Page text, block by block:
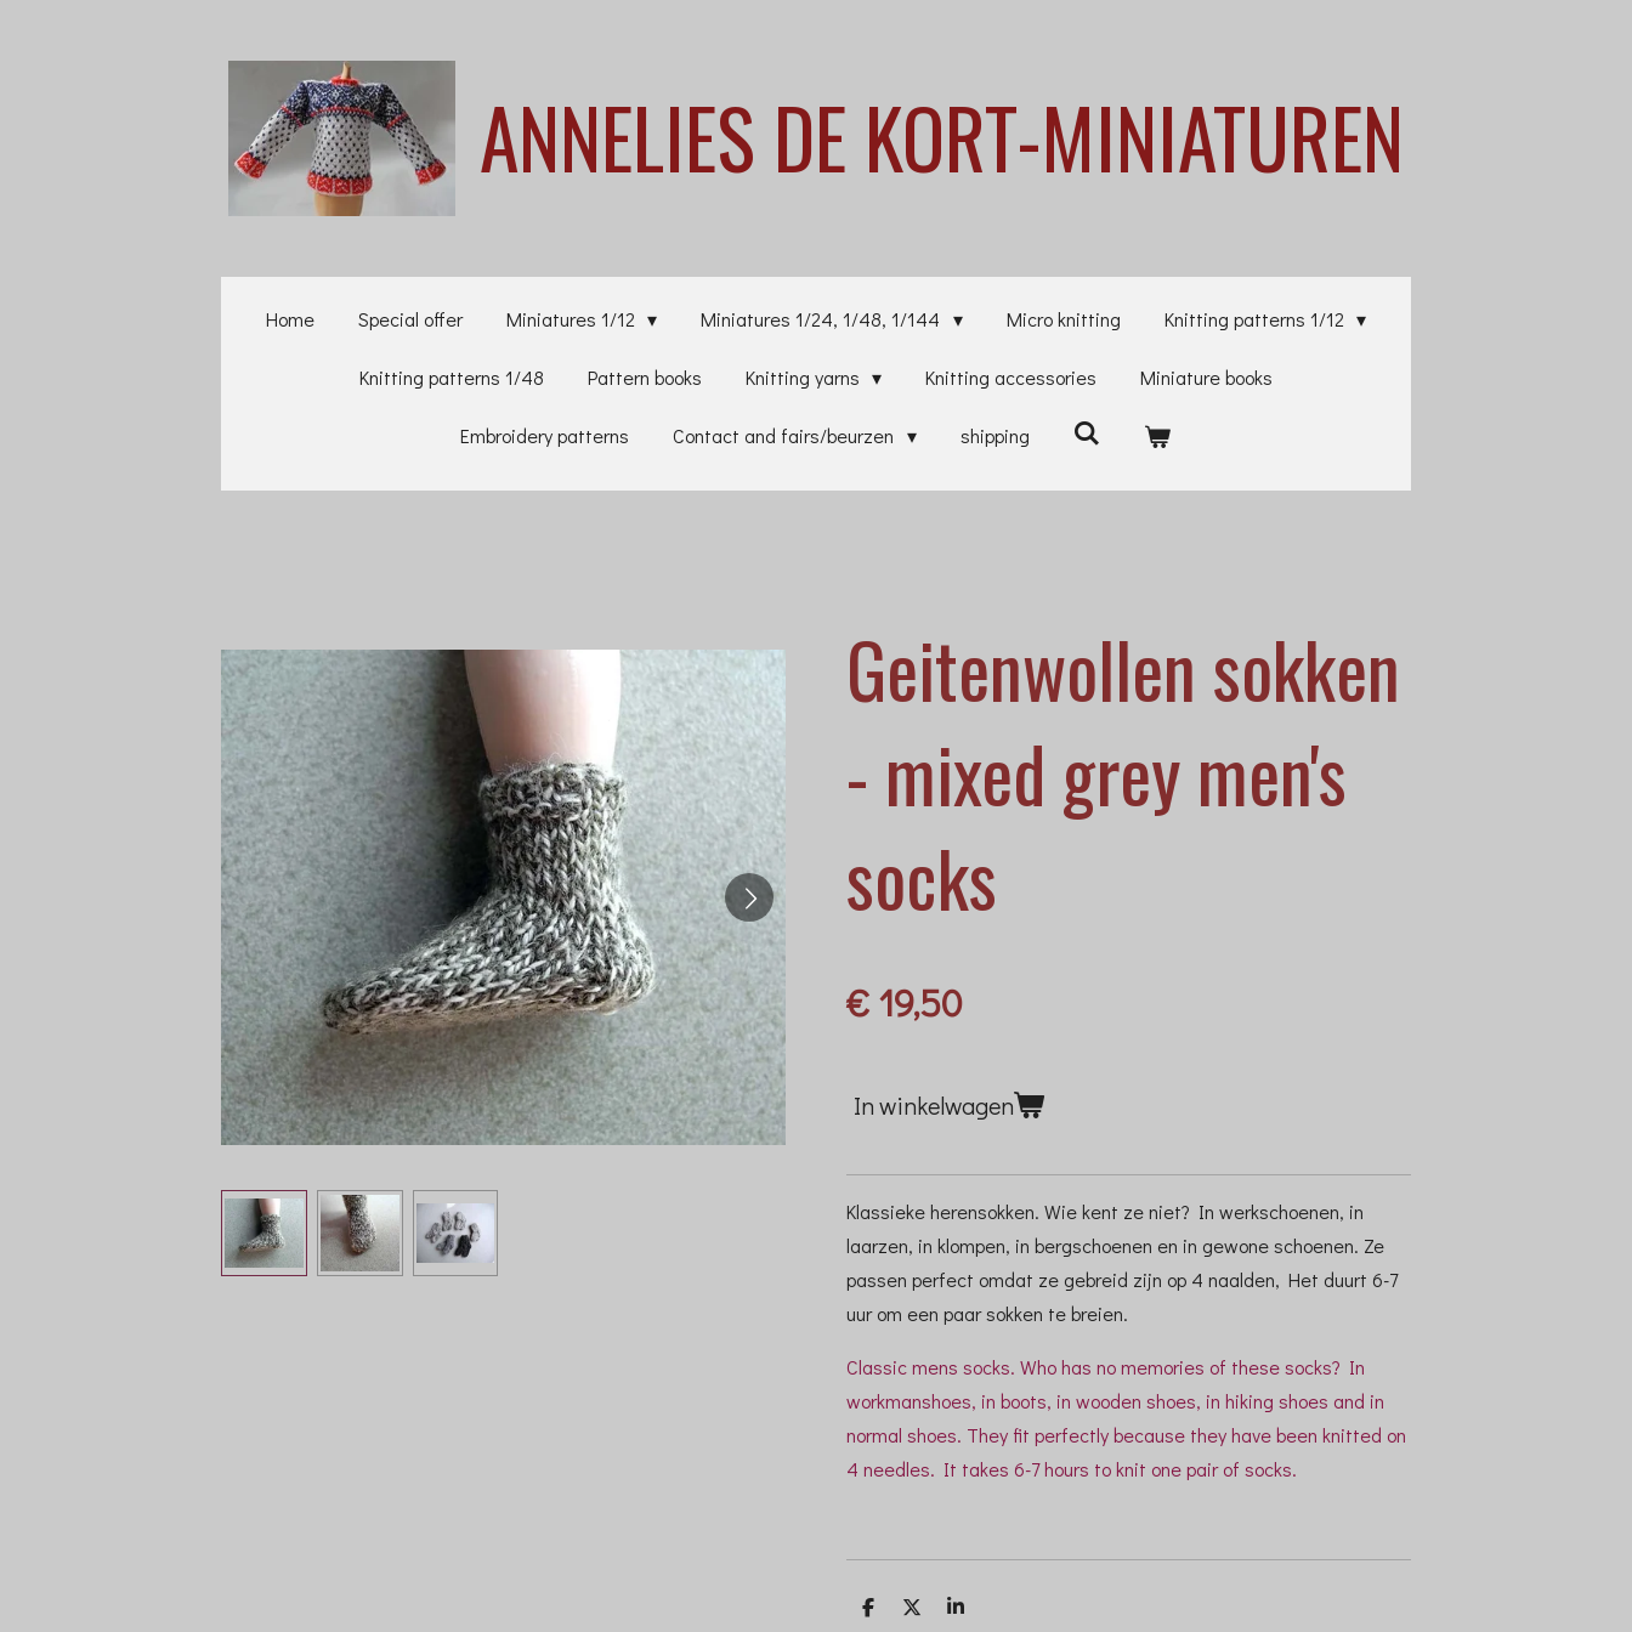
ANNELIES DE KORT-MINIATUREN
Home Special offer Miniatures 1/12 Miniatures 1/24, 1/48, 1/144 Micro knitting Knitting patterns 1/12
Knitting patterns 1/48 Pattern books Knitting yarns Knitting accessories Miniature books
Embroidery patterns Contact and fairs/beurzen shipping
Geitenwollen sokken
- mixed grey men's
socks
€ 19,50
In winkelwagen
Klassieke herensokken. Wie kent ze niet? In werkschoenen, in
laarzen, in klompen, in bergschoenen en in gewone schoenen. Ze
passen perfect omdat ze gebreid zijn op 4 naalden, Het duurt 6-7
uur om een paar sokken te breien.
Classic mens socks. Who has no memories of these socks? In
workmanshoes, in boots, in wooden shoes, in hiking shoes and in
normal shoes. They fit perfectly because they have been knitted on
4 needles. It takes 6-7 hours to knit one pair of socks.
D
D
S